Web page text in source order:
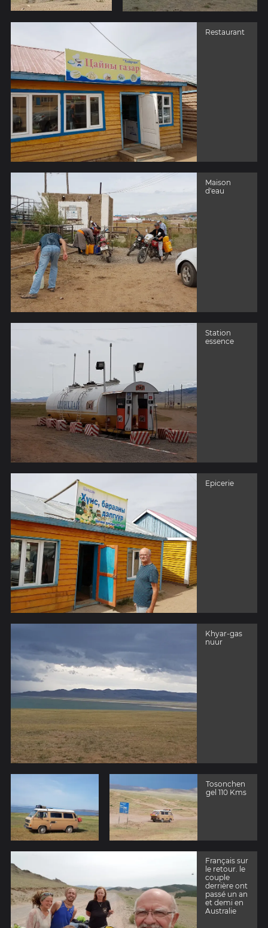
Restaurant
Maison
d'eau
Station
essence
Epicerie
Khyar-gas
nuur
Tosonchen
gel 110 Kms
Français sur
le retour. le
couple
derrière ont
passé un an
et demi en
Australie